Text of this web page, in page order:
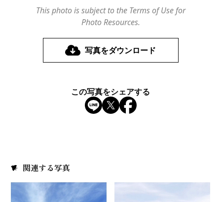
This photo is subject to the Terms of Use for
Photo Resources.
写真をダウンロード
この写真をシェアする
関連する写真